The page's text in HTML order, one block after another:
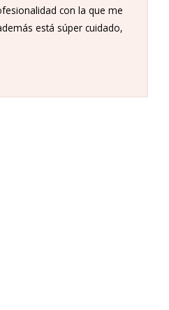
con la que me
está súper cuidado,